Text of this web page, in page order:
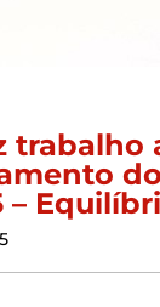
trabalho
–